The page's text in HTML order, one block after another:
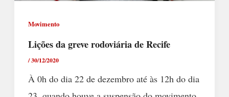
Movimento
Lições da greve rodoviária de Recife
/30/12/2020
À 0h do dia 22 de dezembro até às 12h do dia